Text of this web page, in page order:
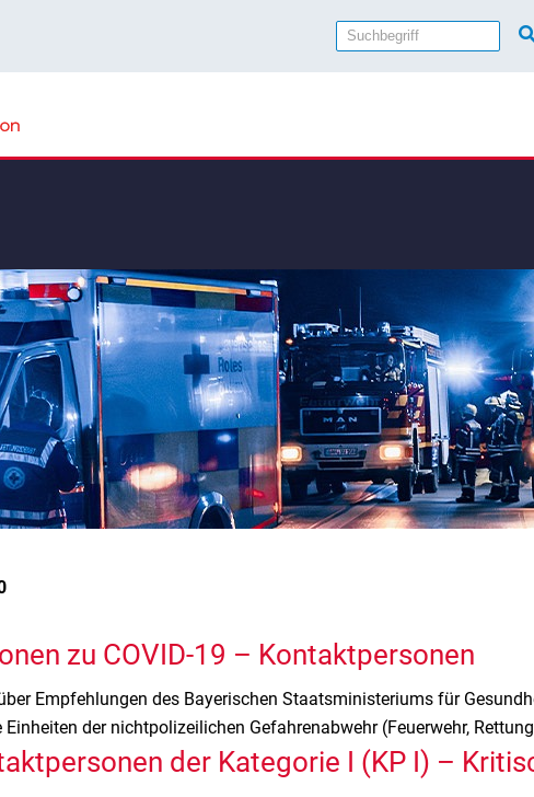
zu COVID-19 – Kontaktpersonen
Empfehlungen des Bayerischen Staatsministeriums für
der nichtpolizeilichen Gefahrenabwehr (Feuerwehr,
der Kategorie I (KP I) –